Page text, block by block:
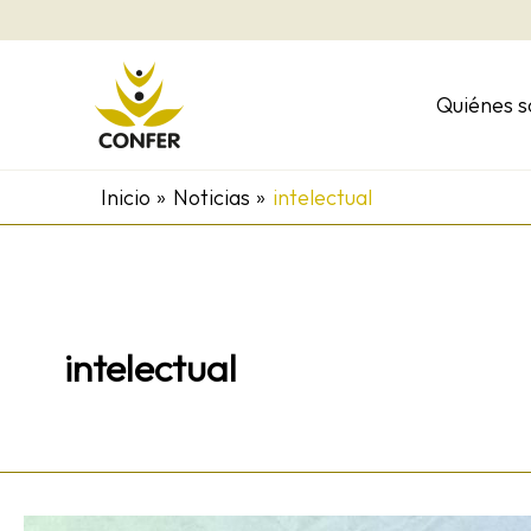
al
Quiénes
Inicio Noticias intelectual
intelectual